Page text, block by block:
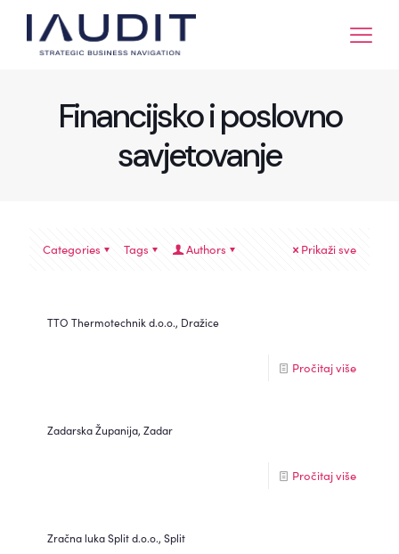
Financijsko i poslovno
savjetovanje
Categories Tags Authors Prikaži sve
TTO Thermotechnik d.o.o., Dražice
Pročitaj više
Zadarska Županija, Zadar
Pročitaj više
Zračna luka Split d.o.o., Split